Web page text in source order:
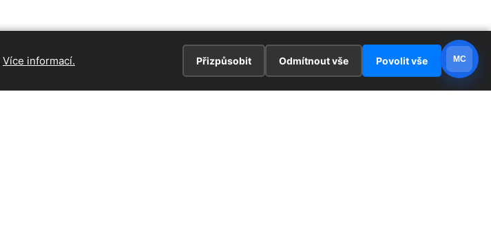
Více informací. Přizpůsobit Odmítnout vše Povolit vše MC